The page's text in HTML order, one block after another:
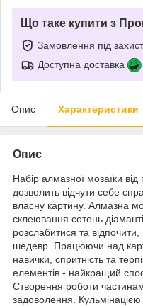
Що таке купити з
Замовлення під
Доступна доставка
Опис Характеристики
Опис
Набір алмазної мозаїки
дозволить відчути себе
власну картину. Алмазна
склеювання сотень
розслабитися та
шедевр. Працюючи над
навички, спритність та
елементів - найкращий
Створення роботи
задоволення.